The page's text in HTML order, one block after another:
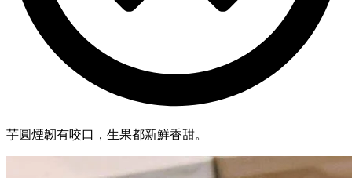
芋圓煙韌有咬口，生果都新鮮香甜。